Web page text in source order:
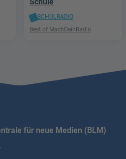
SCHULRADIO
Best of MachDeinRadio
für neue Medien (BLM)